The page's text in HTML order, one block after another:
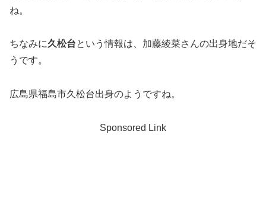
ね。
ちなみに久松台という情報は、加藤綾菜さんの出身地だそ
うです。
広島県福島市久松台出身のようですね。
Sponsored Link